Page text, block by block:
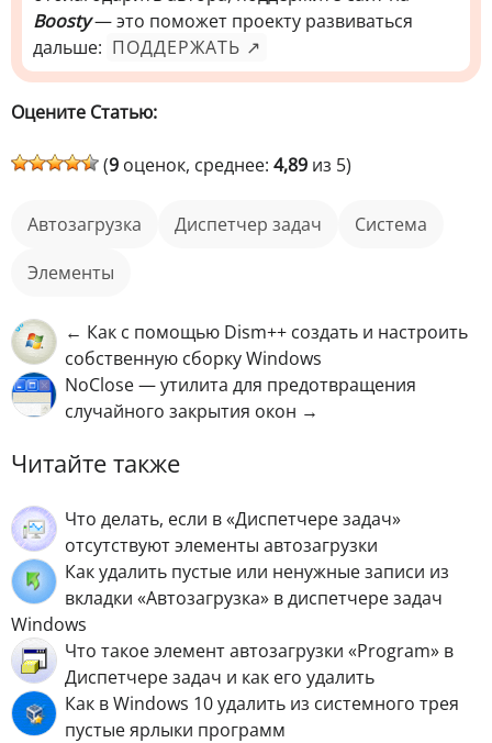
Boosty— это поможет проекту развиваться
дальше: ПОДДЕРЖАТЬ ↗
Оцените Статью:
(9 оценок, среднее: 4,89 из 5)
автозагрузка Диспетчер задач
Система
элементы
← Как с помощью Dism++ создать и настроить
собственную сборку Windows
NoClose — утилита для предотвращения
случайного закрытия окон →
Читайте также
Что делать, если в «Диспетчере задач»
отсутствуют элементы автозагрузки
Как удалить пустые или ненужные записи из
вкладки «Автозагрузка» в диспетчере задач
Windows
Что такое элемент автозагрузки «Program» в
Диспетчере задач и как его удалить
Как в Windows 10 удалить из системного трея
пустые ярлыки программ